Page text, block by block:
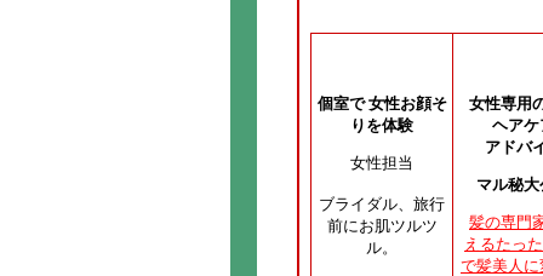
個室で 女性お顔そ
りを体験
女性担当
ブライダル、旅行
前にお肌ツルツ
ル。
女性専用
ヘアケ
アドバ
マル秘大
髪の専門
えるたっ
で髪美人に